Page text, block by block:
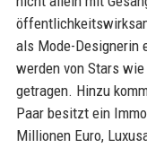
als Mode-Designerin
werden von Stars
getragen. Hinzu
Paar besitzt ein
Millionen Euro,